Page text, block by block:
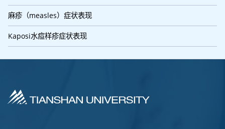
麻疹（measles）症状表现
Kaposi水痘样疹症状表现